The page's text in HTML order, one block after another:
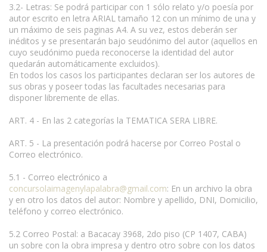
3.2- Letras: Se podrá participar con 1 sólo relato y/o poesía por
autor escrito en letra ARIAL tamaño 12 con un mínimo de una y
un máximo de seis paginas A4. A su vez, estos deberán ser
inéditos y se presentarán bajo seudónimo del autor (aquellos en
cuyo seudónimo pueda reconocerse la identidad del autor
quedarán automáticamente excluidos).
En todos los casos los participantes declaran ser los autores de
sus obras y poseer todas las facultades necesarias para
disponer libremente de ellas.
ART. 4 - En las 2 categorías la TEMATICA SERA LIBRE.
ART. 5 - La presentación podrá hacerse por Correo Postal o
Correo electrónico.
5.1 - Correo electrónico a
concursolaimagenylapalabra@gmail.com: En un archivo la obra
y en otro los datos del autor: Nombre y apellido, DNI, Domicilio,
teléfono y correo electrónico.
5.2 Correo Postal: a Bacacay 3968, 2do piso (CP 1407, CABA)
un sobre con la obra impresa y dentro otro sobre con los datos